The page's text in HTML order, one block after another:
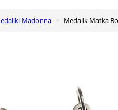
Medaliki Madonna Medalik Matka